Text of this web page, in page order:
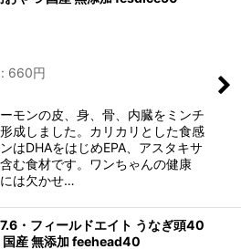
: 660円
モンの皮、身、骨、内臓をミンチ
成しました。カリカリとした食感
はDHAをはじめEPA、アスタキサ
む食材です。ワンちゃんの健康
は欠かせ…
・フィールドエイト うなぎ頭40
国産 無添加 feehead40